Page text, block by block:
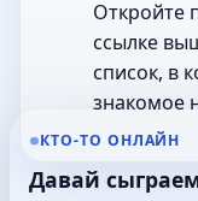
Откройте
ссылке
список, в
знакомое
КТО-ТО ОНЛАЙН
Давай